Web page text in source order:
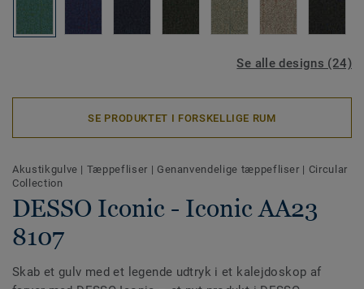
Se alle designs (24)
SE PRODUKTET I FORSKELLIGE RUM
Akustikgulve | Tæppefliser | Genanvendelige tæppefliser | Circular
Collection
DESSO Iconic - Iconic AA23
8107
Skab et gulv med et legende udtryk i et kalejdoskop af